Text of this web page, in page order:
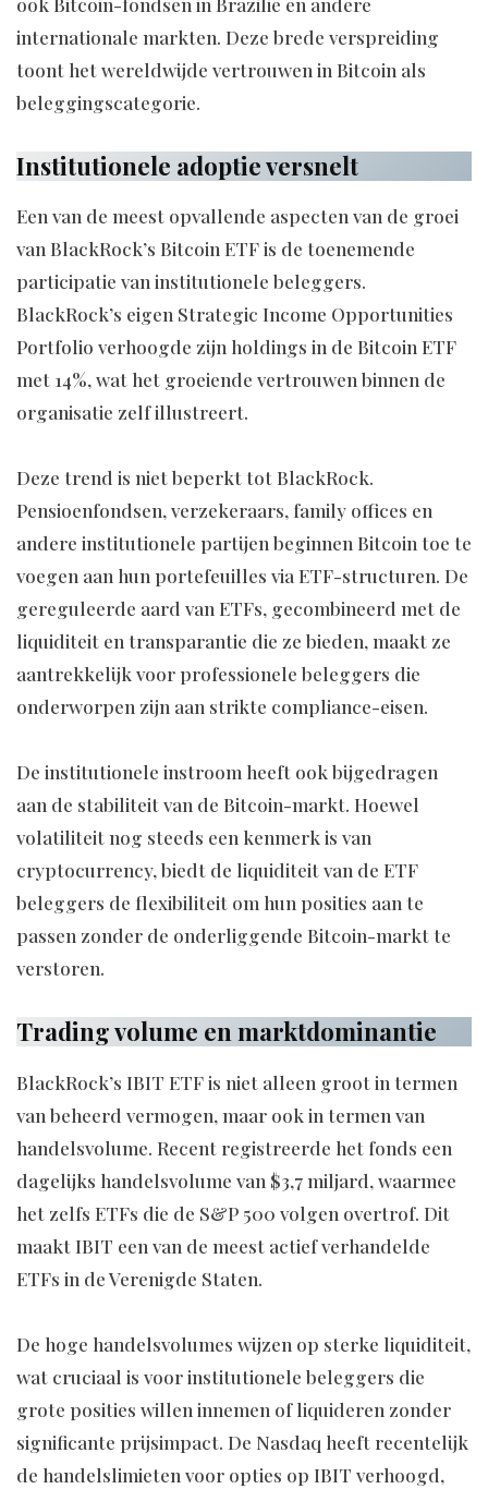
internationale markten. Deze brede verspreiding
toont het wereldwijde vertrouwen in Bitcoin als
beleggingscategorie.
Institutionele adoptie versnelt
Een van de meest opvallende aspecten van de groei
van BlackRock’s Bitcoin ETF is de toenemende
participatie van institutionele beleggers.
BlackRock’s eigen Strategic Income Opportunities
Portfolio verhoogde zijn holdings in de Bitcoin ETF
met 14%, wat het groeiende vertrouwen binnen de
organisatie zelf illustreert.
Deze trend is niet beperkt tot BlackRock.
Pensioenfondsen, verzekeraars, family offices en
andere institutionele partijen beginnen Bitcoin toe te
voegen aan hun portefeuilles via ETF-structuren. De
gereguleerde aard van ETFs, gecombineerd met de
liquiditeit en transparantie die ze bieden, maakt ze
aantrekkelijk voor professionele beleggers die
onderworpen zijn aan strikte compliance-eisen.
De institutionele instroom heeft ook bijgedragen
aan de stabiliteit van de Bitcoin-markt. Hoewel
volatiliteit nog steeds een kenmerk is van
cryptocurrency, biedt de liquiditeit van de ETF
beleggers de flexibiliteit om hun posities aan te
passen zonder de onderliggende Bitcoin-markt te
verstoren.
Trading volume en marktdominantie
BlackRock’s IBIT ETF is niet alleen groot in termen
van beheerd vermogen, maar ook in termen van
handelsvolume. Recent registreerde het fonds een
dagelijks handelsvolume van $3,7 miljard, waarmee
het zelfs ETFs die de S&P 500 volgen overtrof. Dit
maakt IBIT een van de meest actief verhandelde
ETFs in de Verenigde Staten.
De hoge handelsvolumes wijzen op sterke liquiditeit,
wat cruciaal is voor institutionele beleggers die
grote posities willen innemen of liquideren zonder
significante prijsimpact. De Nasdaq heeft recentelijk
de handelslimieten voor opties op IBIT verhoogd,